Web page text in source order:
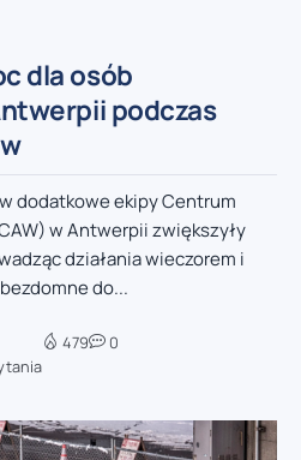
dla osób
podczas
dodatkowe ekipy Centrum
w Antwerpii zwiększyły
działania wieczorem i
do...
479 0